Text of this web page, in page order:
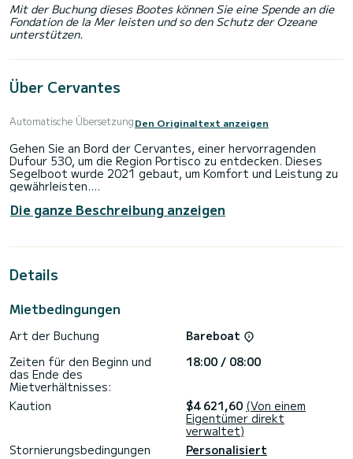
Mit der Buchung dieses Bootes können Sie eine Spende an die
Fondation de la Mer leisten und so den Schutz der Ozeane
unterstützen.
Über Cervantes
Automatische ÜbersetzungDen Originaltext anzeigen
Gehen Sie an Bord der Cervantes, einer hervorragenden
Dufour 530, um die Region Portisco zu entdecken. Dieses
Segelboot wurde 2021 gebaut, um Komfort und Leistung zu
gewährleisten.
Das Boot verfügt über 5 komfortable Kabinen und eine
Bootskapazität von 13 Personen. Mit einer Gesamtlänge von
außergewöhnlichen Urlaub auf dem Wasser in der Nähe von
Bugstrahlruder, Lautsprecher, USB, Heckdusche.
Kontaktieren Sie uns für ein Angebot, Sie werden von einem
Die ganze Beschreibung anzeigen
Details
Mietbedingungen
Art der Buchung
Bareboat
Zeiten für den Beginn und
das Ende des
Mietverhältnisses:
18:00 / 08:00
Kaution $4 621,60 (Von einem
Eigentümer direkt
verwaltet)
Stornierungsbedingungen
Personalisiert